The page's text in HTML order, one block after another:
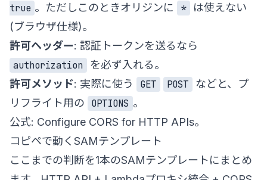
true 。ただしこのときオリジンに *
は使えない
(ブラウザ仕様)。
許可ヘッダー: 認証トークンを送るなら
authorization
を必ず入れる。
許可メソッド: 実際に使う GET POST
などと、プ
リフライト用の
OPTIONS 。
公式: Configure CORS for HTTP APIs。
コピペで動くSAMテンプレート
ここまでの判断を1本のSAMテンプレートにまとめ